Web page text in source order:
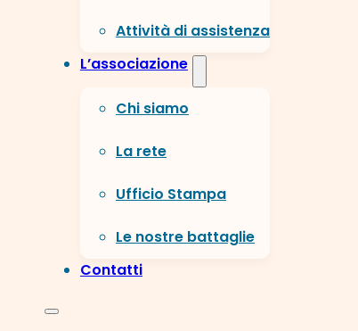
Attività di assistenza
L’associazione
Chi siamo
La rete
Ufficio Stampa
Le nostre battaglie
Contatti